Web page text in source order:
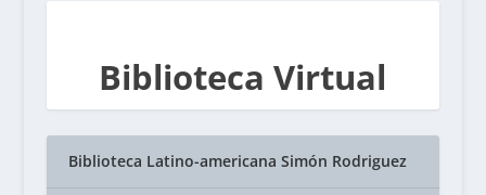
Biblioteca Virtual
Biblioteca Latino-americana Simón Rodriguez